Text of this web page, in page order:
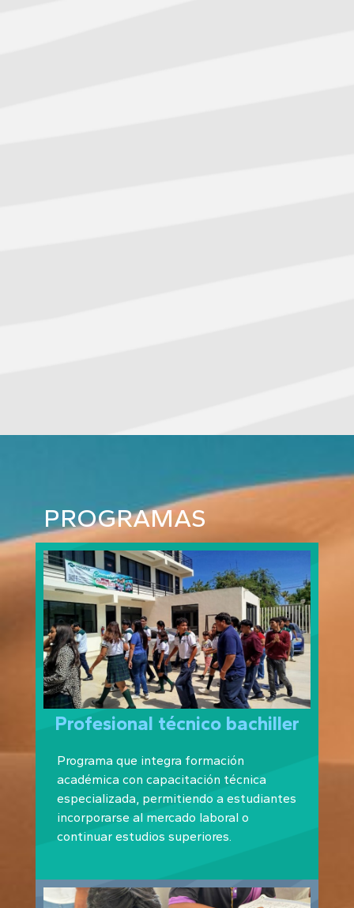
PROGRAMAS
Profesional técnico bachiller
Programa que integra formación
académica con capacitación técnica
especializada, permitiendo a estudiantes
incorporarse al mercado laboral o
continuar estudios superiores.